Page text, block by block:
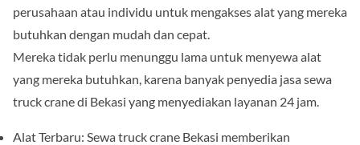
perusahaan atau individu untuk mengakses alat yang mereka
butuhkan dengan mudah dan cepat.
Mereka tidak perlu menunggu lama untuk menyewa alat
yang mereka butuhkan, karena banyak penyedia jasa sewa
truck crane di Bekasi yang menyediakan layanan 24 jam.
Alat Terbaru: Sewa truck crane Bekasi memberikan